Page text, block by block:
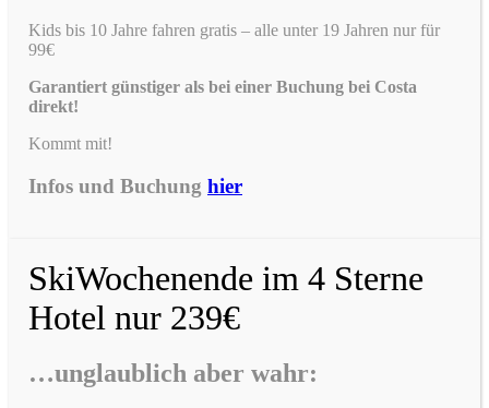
Kids bis 10 Jahre fahren gratis – alle unter 19 Jahren nur für
99€
Garantiert günstiger als bei einer Buchung bei Costa
direkt!
Kommt mit!
Infos und Buchung hier
SkiWochenende im 4 Sterne
Hotel nur 239€
…unglaublich aber wahr: